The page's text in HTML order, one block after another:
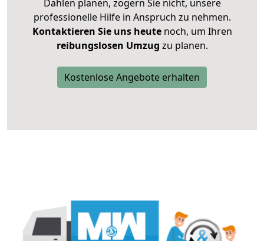
Dahlen planen, zögern Sie nicht, unsere
professionelle Hilfe in Anspruch zu nehmen.
Kontaktieren Sie uns heutenoch, um Ihren
reibungslosen Umzug zu planen.
Kostenlose Angebote erhalten